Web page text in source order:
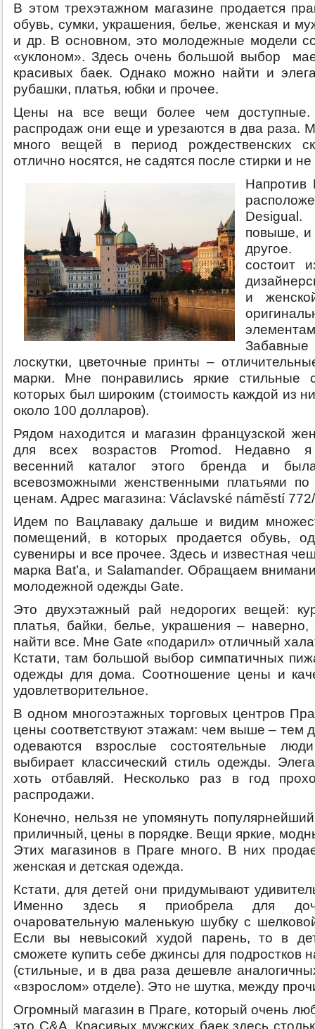
В этом трехэтажном магазине продается
обувь, сумки, украшения, белье, женская и
и др. В основном, это молодежные модели
«уклоном». Здесь очень большой выбор
красивых баек. Однако можно найти и
рубашки, платья, юбки и прочее.
Цены на все вещи более чем
распродаж они еще и урезаются в два раза.
много вещей в период рождественских
отлично носятся, не садятся после стирки и
Напротив
повыше, и
другое.
состоит
и
лоскутки, цветочные принты –
марки. Мне понравились яркие стильные
которых был широким (стоимость каждой из
около 100 долларов).
Рядом находится и магазин французской
для всех возрастов Promod. Недавно я
весенний каталог этого бренда и
всевозможными женственными платьями
ценам. Адрес магазина: Václavské náměstí
Идем по Вацлаваку дальше и видим
помещений, в которых продается обувь,
сувениры и все прочее. Здесь и известная
марка Bat’a, и Salamander. Обращаем
молодежной одежды Gate.
Это двухэтажный рай недорогих вещей:
платья, байки, белье, украшения –
найти все. Мне Gate «подарил» отличный
Кстати, там большой выбор симпатичных
одежды для дома. Соотношение цены и
удовлетворительное.
В одном многоэтажных торговых центров
цены соответствуют этажам: чем выше – тем
одеваются взрослые состоятельные
выбирает классический стиль одежды.
хоть отбавляй. Несколько раз в год
распродажи.
Конечно, нельзя не упомянуть
приличный, цены в порядке. Вещи яркие,
Этих магазинов в Праге много. В них
женская и детская одежда.
Кстати, для детей они придумывают
Именно здесь я приобрела для
очаровательную маленькую шубку с
Если вы невысокий худой парень, то в
сможете купить себе джинсы для подростков
(стильные, и в два раза дешевле
«взрослом» отделе). Это не шутка, между
Огромный магазин в Праге, который очень
это C&A. Красивых мужских баек здесь